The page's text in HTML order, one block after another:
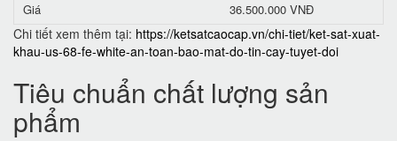
Giá
36.500.000 VNĐ
Chi tiết xem thêm tại: https://ketsatcaocap.vn/chi-tiet/ket-sat-xuat-
khau-us-68-fe-white-an-toan-bao-mat-do-tin-cay-tuyet-doi
Tiêu chuẩn chất lượng sản
phẩm